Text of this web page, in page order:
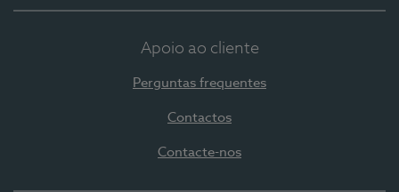
Apoio ao cliente
Perguntas frequentes
Contactos
Contacte-nos